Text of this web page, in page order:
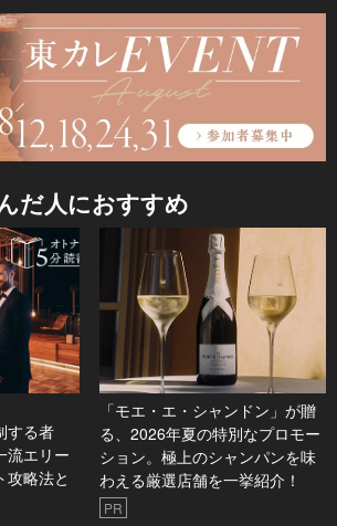
だ人におすすめ
する者
流エリー
攻略法と
「モエ・エ・シャンドン」が贈
る、2026年夏の特別なプロモー
ション。極上のシャンパンを味
わえる厳選店舗を一挙紹介！
PR